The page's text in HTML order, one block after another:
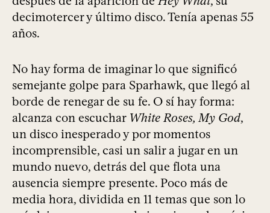
decimotercer y último disco. Tenía apenas 55
años.
No hay forma de imaginar lo que significó
semejante golpe para Sparhawk, que llegó al
borde de renegar de su fe. O sí hay forma:
alcanza con escuchar White Roses, My God,
un disco inesperado y por momentos
incomprensible, casi un salir a jugar en un
mundo nuevo, detrás del que flota una
ausencia siempre presente. Poco más de
media hora, dividida en 11 temas que son lo